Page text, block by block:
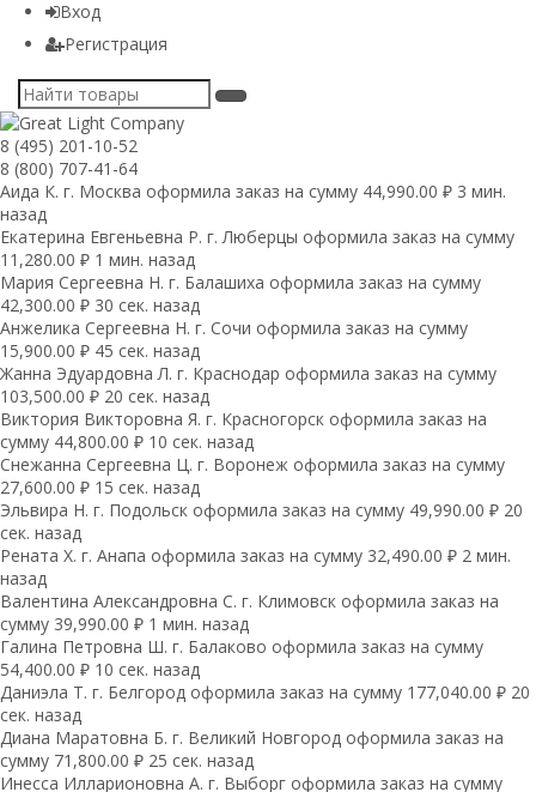
Вход
Регистрация
8 (495) 201-10-52
8 (800) 707-41-64
Аида К. г. Москва оформила заказ на сумму 44,990.00 ₽ 3 мин.
назад
Екатерина Евгеньевна Р. г. Люберцы оформила заказ на сумму
11,280.00 ₽ 1 мин. назад
Мария Сергеевна H. г. Балашиха оформила заказ на сумму
42,300.00 ₽ 30 сек. назад
Анжелика Сергеевна Н. г. Сочи оформила заказ на сумму
15,900.00 ₽ 45 сек. назад
Жанна Эдуардовна Л. г. Краснодар оформила заказ на сумму
103,500.00 ₽ 20 сек. назад
Виктория Викторовна Я. г. Красногорск оформила заказ на
сумму 44,800.00 ₽ 10 сек. назад
Снежанна Сергеевна Ц. г. Воронеж оформила заказ на сумму
27,600.00 ₽ 15 сек. назад
Эльвира Н. г. Подольск оформила заказ на сумму 49,990.00 ₽ 20
сек. назад
Рената Х. г. Анапа оформила заказ на сумму 32,490.00 ₽ 2 мин.
назад
Валентина Александровна С. г. Климовск оформила заказ на
сумму 39,990.00 ₽ 1 мин. назад
Галина Петровна Ш. г. Балаково оформила заказ на сумму
54,400.00 ₽ 10 сек. назад
Даниэла Т. г. Белгород оформила заказ на сумму 177,040.00 ₽ 20
сек. назад
Диана Маратовна Б. г. Великий Новгород оформила заказ на
сумму 71,800.00 ₽ 25 сек. назад
Инесса Илларионовна А. г. Выборг оформила заказ на сумму